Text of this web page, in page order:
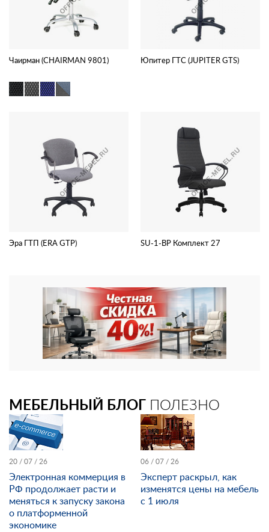
Чаирман (CHAIRMAN 9801) Юпитер ГТС (JUPITER GTS)
Эра ГТП (ERA GTP) SU-1-BP Комплект 27
МЕБЕЛЬНЫЙ БЛОГ ПОЛЕЗНО
20 / 07 / 26
Электронная коммерция в
РФ продолжает расти и
меняться к запуску закона
о платформенной
экономике
06 / 07 / 26
Эксперт раскрыл, как
изменятся цены на мебель
с 1 июля